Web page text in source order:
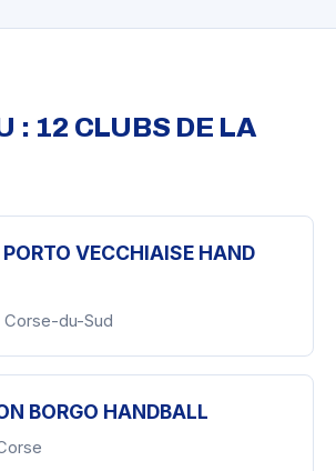
: 12 CLUBS DE LA
VECCHIAISE HAND
du-Sud
BORGO HANDBALL